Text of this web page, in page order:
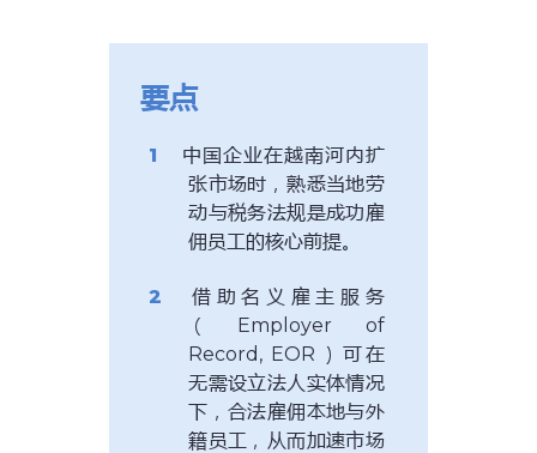
要点
中国企业在越南河内扩
张市场时，熟悉当地劳
动与税务法规是成功雇
佣员工的核心前提。
借助名义雇主服务
（Employer of
Record, EOR）可在
无需设立法人实体情况
下，合法雇佣本地与外
籍员工，从而加速市场